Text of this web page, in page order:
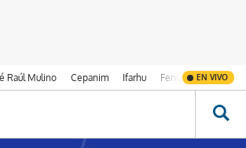
Raúl Mulino Cepanim Ifarhu Fenómeno de El
EN VIVO